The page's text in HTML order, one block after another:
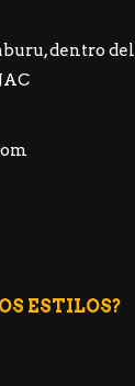
dentro del
ESTILOS?